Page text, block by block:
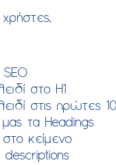
στο H1
στις πρώτες
τα Headings
κείμενο